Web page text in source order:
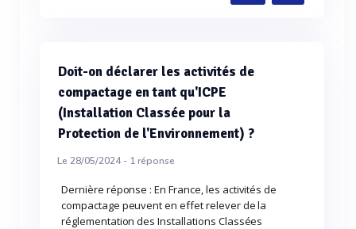
Doit-on déclarer les activités de
compactage en tant qu'ICPE
(Installation Classée pour la
Protection de l'Environnement) ?
Le 28/05/2024 - 1réponse
Dernière réponse : En France, les activités de
compactage peuvent en effet relever de la
réglementation des Installations Classées